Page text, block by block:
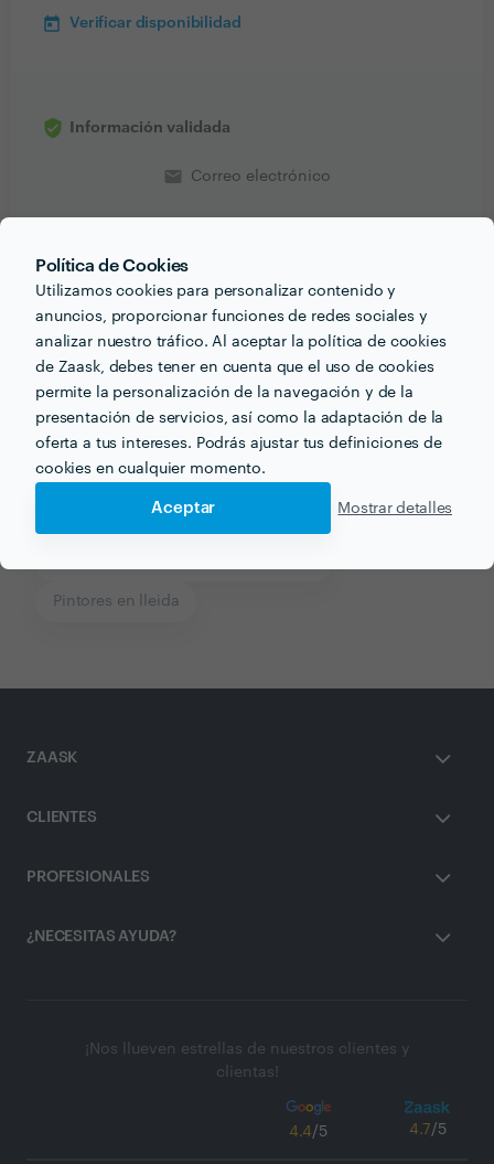
Política de Cookies
Utilizamos cookies para personalizar contenido y
anuncios, proporcionar funciones de redes sociales y
analizar nuestro tráfico. Al aceptar la política de cookies
de Zaask, debes tener en cuenta que el uso de cookies
permite la personalización de la navegación y de la
presentación de servicios, así como la adaptación de la
oferta a tus intereses. Podrás ajustar tus definiciones de
cookies en cualquier momento.
Aceptar Mostrar detalles
Verificar disponibilidad
Información validada
email Correo electrónico
Recibe varias propuestas de profesionales como
Anamari en pocas horas.
Limpieza del Hogar en lleida
Pintores en lleida
ZAASK
CLIENTES
PROFESIONALES
¿NECESITAS AYUDA?
¡Nos llueven estrellas de nuestros clientes y
clientas!
4.4/5 4.7/5